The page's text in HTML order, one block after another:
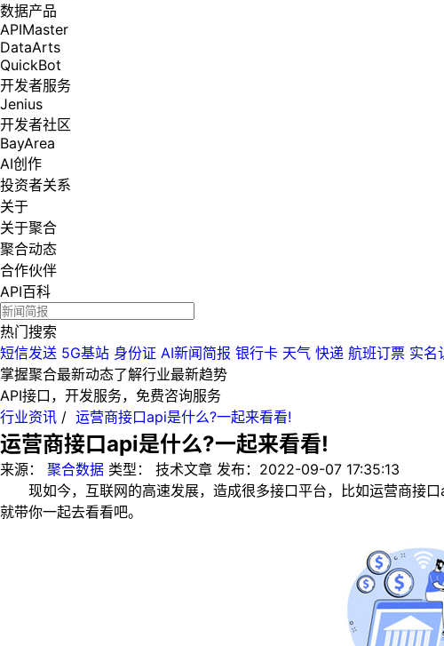
数据产品
APIMaster
DataArts
QuickBot
开发者服务
Jenius
开发者社区
BayArea
AI创作
投资者关系
关于
关于聚合
聚合动态
合作伙伴
API百科
热门搜索
短信发送 5G基站 身份证 AI新闻简报 银行卡 天气 快递 航班订票 实名
掌握聚合最新动态了解行业最新趋势
API接口，开发服务，免费咨询服务
行业资讯 / 运营商接口api是什么?一起来看看!
运营商接口api是什么?一起来看看!
来源： 聚合数据 类型： 技术文章 发布： 2022-09-07 17:35:13
现如今，互联网的高速发展，造成很多接口平台，比如运营商接口
就带你一起去看看吧。